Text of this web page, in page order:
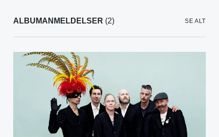
ALBUMANMELDELSER (2) SE ALT